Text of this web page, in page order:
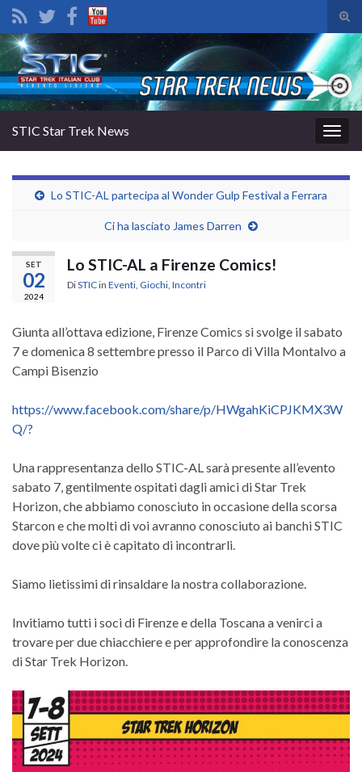
il
di
Search for:
la
STIC Star Trek News
Lo STIC-AL partecipa al Wonder Gulp Festival a Ferrara
Ci ha lasciato James Darren
SET
02
2024
Lo STIC-AL a Firenze Comics!
DiSTICin Eventi Giochi Incontri
Giunta all’ottava edizione, Firenze Comics si svolge il sabato
7 e domenica 8 settembre presso il Parco di Villa Montalvo a
Campi Bisenzio
https://www.facebook.com/share/p/HWgahKiCPJKMX3W
Q/?
Una rappresentanza dello STIC-AL sarà presente all’evento
sabato 7, gentilmente ospitati dagli amici di Star Trek
Horizon, che abbiamo conosciuto in occasione della scorsa
Starcon e che molti di voi avranno conosciuto ai banchi STIC
dove più volte ci è capitato di incontrarli.
Siamo lietissimi di rinsaldare la nostra collaborazione.
Invitiamo tutti i soci di Firenze e della Toscana a venirci a
trovare per due chiacchiere e per approfondire la conoscenza
di Star Trek Horizon.